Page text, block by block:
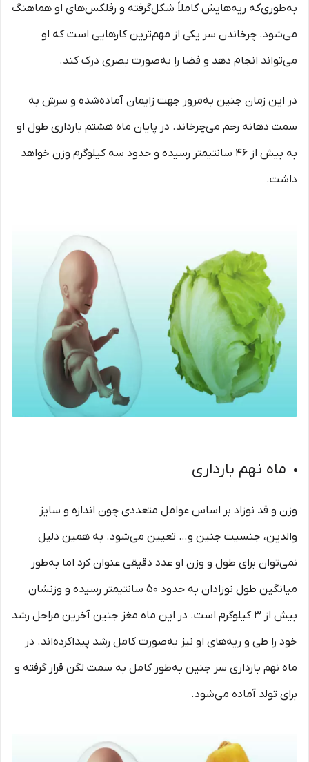
به‌طوری‌که ریه‌هایش کاملاً شکل‌گرفته و رفلکس‌های او هماهنگ
می‌شود. چرخاندن سر یکی از مهم‌ترین کارهایی است که او
می‌تواند انجام دهد و فضا را به‌صورت بصری درک کند.
در این زمان جنین به‌مرور جهت زایمان آماده‌شده و سرش به
سمت دهانه رحم می‌چرخاند. در پایان ماه هشتم بارداری طول او
به بیش از 46 سانتیمتر رسیده و حدود سه کیلوگرم وزن خواهد
داشت.
ماه نهم بارداری
وزن و قد نوزاد بر اساس عوامل متعددی چون اندازه و سایز
والدین، جنسیت جنین و… تعیین می‌شود. به همین دلیل
نمی‌توان برای طول و وزن او عدد دقیقی عنوان کرد اما به‌طور
میانگین طول نوزادان به حدود 50 سانتیمتر رسیده و وزنشان
بیش از 3 کیلوگرم است. در این ماه مغز جنین آخرین مراحل رشد
خود را طی و ریه‌های او نیز به‌صورت کامل رشد پیداکرده‌اند. در
ماه نهم بارداری سر جنین به‌طور کامل به سمت لگن قرار گرفته و
برای تولد آماده می‌شود.